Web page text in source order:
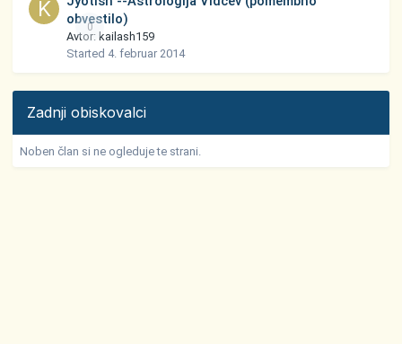
0
obvestilo)
Avtor: kailash159
Started 4. februar 2014
Zadnji obiskovalci
Noben član si ne ogleduje te strani.